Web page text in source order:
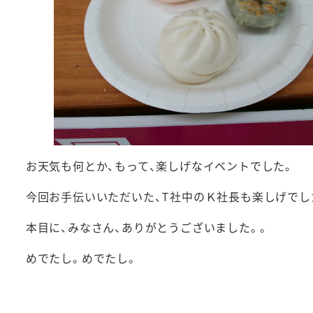
お天気も何とか、もって、楽しげなイベントでした。
今回お手伝いいただいた、T社中のＫ社長も楽しげでし
本目に、みなさん、ありがとうございました。。
めでたし。めでたし。